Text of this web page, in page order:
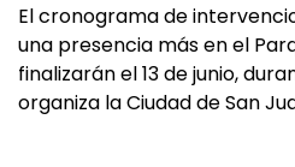
El cronograma de
una presencia más en el
finalizarán el 13 de junio,
organiza la Ciudad de San